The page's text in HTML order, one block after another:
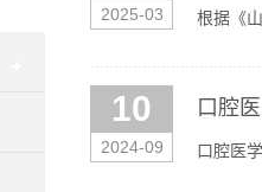
2025-03
根据《
10
2024-09
口腔
口腔医